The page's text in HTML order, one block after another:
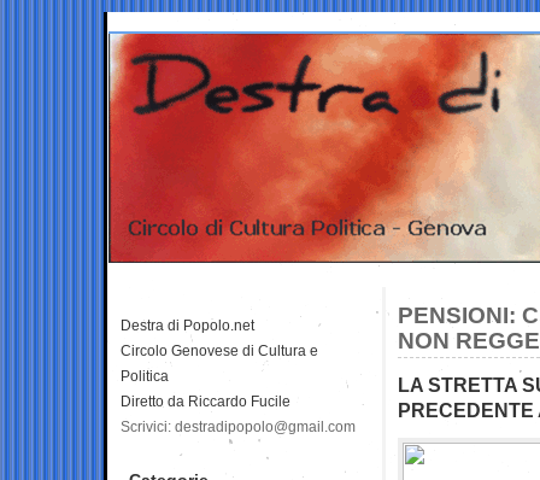
PENSIONI:
NON
LA STRETTA
PRECEDENTE
Destra di Popolo.net
Circolo Genovese di Cultura e
Politica
Diretto da Riccardo Fucile
Scrivici: destradipopolo@gmail.com